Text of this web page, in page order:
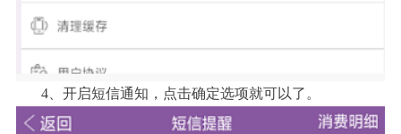
4、开启短信通知，点击确定选项就可以了。